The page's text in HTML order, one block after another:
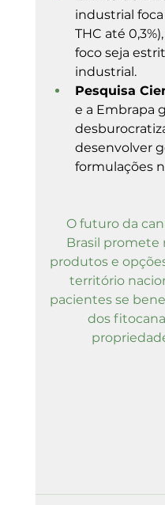
industrial
THC até
foco seja
industrial.
Pesquisa
e a Embrapa
desenvolver
formulações
O futuro da
Brasil promete
produtos e
território
pacientes se
dos